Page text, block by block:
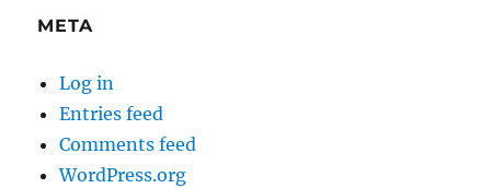
META
Log in
Entries feed
Comments feed
WordPress.org